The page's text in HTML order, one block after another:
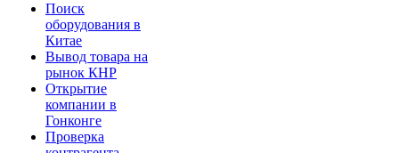
Поиск
оборудования в
Китае
Вывод товара на
рынок КНР
Открытие
компании в
Гонконге
Проверка